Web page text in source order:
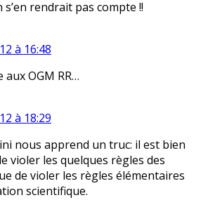
s’en rendrait pas compte !!
à 16:48
aux OGM RR…
à 18:29
nous apprend un truc: il est bien
violer les quelques règles des
de violer les règles élémentaires
scientifique.